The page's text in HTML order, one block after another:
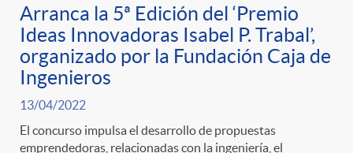
r
e
n
o
r
í
a
F
i
o
n
t
Arranca la 5ª Edición del ‘Premio
Ideas Innovadoras Isabel P. Trabal’,
organizado por la Fundación Caja de
Ingenieros
13/04/2022
El concurso impulsa el desarrollo de propuestas
emprendedoras, relacionadas con la ingeniería, el